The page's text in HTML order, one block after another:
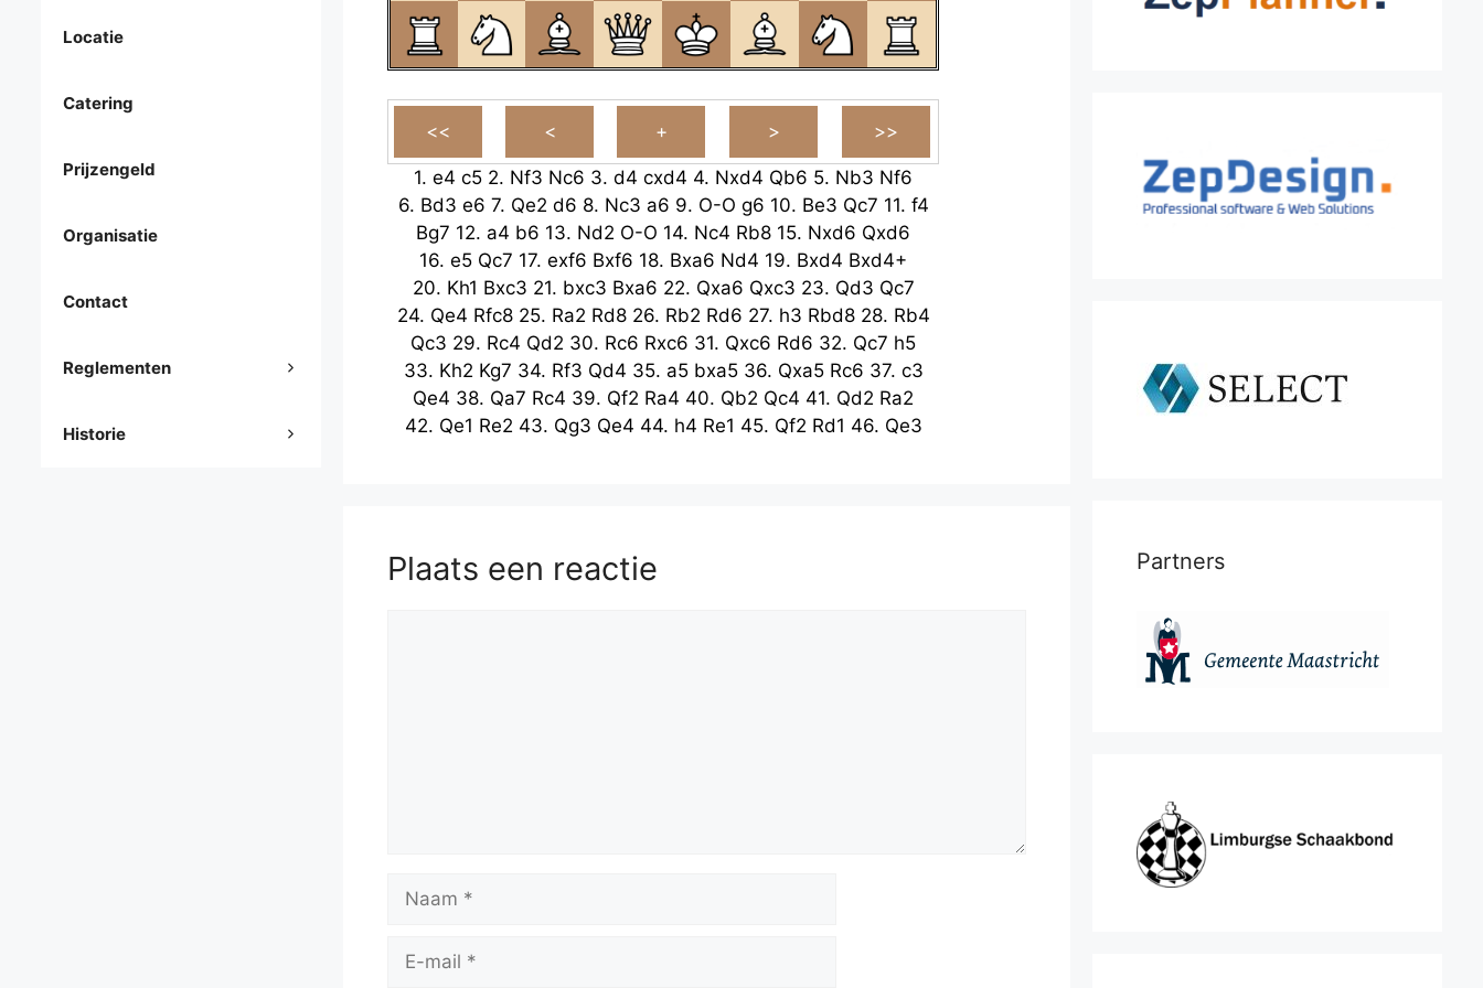
1. e4 c5 2. Nf3 Nc6 3. d4 cxd4 4. Nxd4 Qb6 5. Nb3 Nf6
6. Bd3 e6 7. Qe2 d6 8. Nc3 a6 9. O-O g6 10. Be3 Qc7 11. f4
Bg7 12. a4 b6 13. Nd2 O-O 14. Nc4 Rb8 15. Nxd6 Qxd6
16. e5 Qc7 17. exf6 Bxf6 18. Bxa6 Nd4 19. Bxd4 Bxd4+
20. Kh1 Bxc3 21. bxc3 Bxa6 22. Qxa6 Qxc3 23. Qd3 Qc7
24. Qe4 Rfc8 25. Ra2 Rd8 26. Rb2 Rd6 27. h3 Rbd8 28. Rb4
Qc3 29. Rc4 Qd2 30. Rc6 Rxc6 31. Qxc6 Rd6 32. Qc7 h5
33. Kh2 Kg7 34. Rf3 Qd4 35. a5 bxa5 36. Qxa5 Rc6 37. c3
Qe4 38. Qa7 Rc4 39. Qf2 Ra4 40. Qb2 Qc4 41. Qd2 Ra2
42. Qe1 Re2 43. Qg3 Qe4 44. h4 Re1 45. Qf2 Rd1 46. Qe3
Plaats een reactie
mail
Locatie
Catering
Prijzengeld
Organisatie
Contact
Reglementen
Historie
Partners